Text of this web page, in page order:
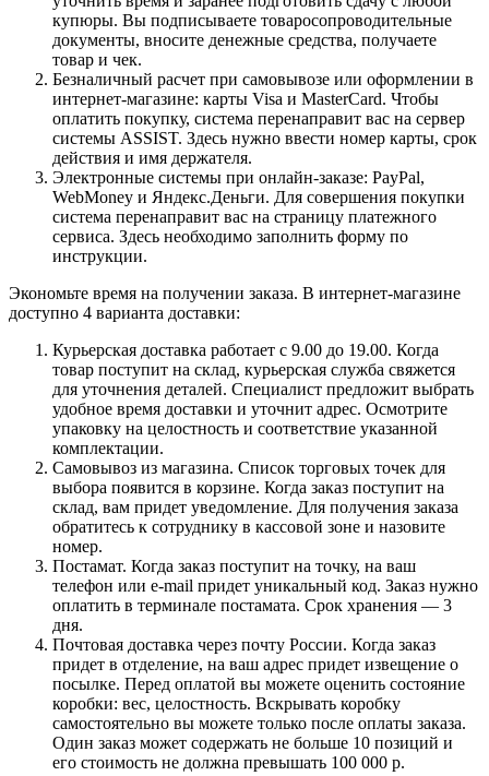
купюры. Вы подписываете товаросопроводительные
документы, вносите денежные средства, получаете
товар и чек.
Безналичный расчет при самовывозе или оформлении в
интернет-магазине: карты Visa и MasterCard. Чтобы
оплатить покупку, система перенаправит вас на сервер
системы ASSIST. Здесь нужно ввести номер карты, срок
действия и имя держателя.
Электронные системы при онлайн-заказе: PayPal,
WebMoney и Яндекс.Деньги. Для совершения покупки
система перенаправит вас на страницу платежного
сервиса. Здесь необходимо заполнить форму по
инструкции.
Экономьте время на получении заказа. В интернет-магазине
доступно 4 варианта доставки:
Курьерская доставка работает с 9.00 до 19.00. Когда
товар поступит на склад, курьерская служба свяжется
для уточнения деталей. Специалист предложит выбрать
удобное время доставки и уточнит адрес. Осмотрите
упаковку на целостность и соответствие указанной
комплектации.
Самовывоз из магазина. Список торговых точек для
выбора появится в корзине. Когда заказ поступит на
склад, вам придет уведомление. Для получения заказа
обратитесь к сотруднику в кассовой зоне и назовите
номер.
Постамат. Когда заказ поступит на точку, на ваш
телефон или e-mail придет уникальный код. Заказ нужно
оплатить в терминале постамата. Срок хранения — 3
дня.
Почтовая доставка через почту России. Когда заказ
придет в отделение, на ваш адрес придет извещение о
посылке. Перед оплатой вы можете оценить состояние
коробки: вес, целостность. Вскрывать коробку
самостоятельно вы можете только после оплаты заказа.
Один заказ может содержать не больше 10 позиций и
его стоимость не должна превышать 100 000 р.